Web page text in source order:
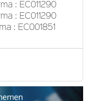
: EC011290
: EC011290
: EC001851